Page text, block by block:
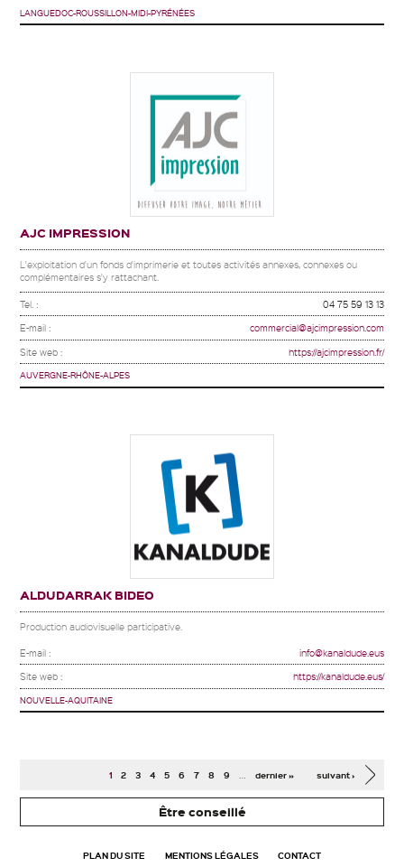
LANGUEDOC-ROUSSILLON-MIDI-PYRÉNÉES
AJC IMPRESSION
L'exploitation d'un fonds d'imprimerie et toutes activités annexes, connexes ou
complémentaires s'y rattachant.
Tel. : 04 75 59 13 13
E-mail : commercial@ajcimpression.com
Site web : https://ajcimpression.fr/
AUVERGNE-RHÔNE-ALPES
ALDUDARRAK BIDEO
Production audiovisuelle participative.
E-mail : info@kanaldude.eus
Site web : https://kanaldude.eus/
NOUVELLE-AQUITAINE
1 2 3 4 5 6 7 8 9 … suivant ›
dernier »
Être conseillé
PLAN DU SITE MENTIONS LÉGALES CONTACT